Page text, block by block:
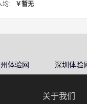
人均:
体验网 深圳体验
关于我们